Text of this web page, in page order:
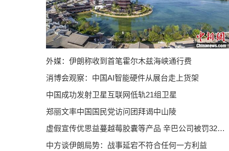
外媒：伊朗称收到首笔霍尔木兹海峡通行费
消博会观察：中国AI智能硬件从展台走上货架
中国成功发射卫星互联网低轨21组卫星
郑丽文率中国国民党访问团拜谒中山陵
虚假宣传优思益蔓越莓胶囊等产品 辛巴公司被罚32万元
中方谈伊朗局势：战事延宕不符合任何一方利益